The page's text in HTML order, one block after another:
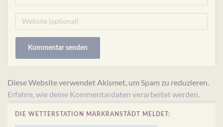
Diese Website verwendet Akismet, um Spam zu reduzieren.
Erfahre, wie deine Kommentardaten verarbeitet werden.
DIE WETTERSTATION MARKRANSTÄDT MELDET: